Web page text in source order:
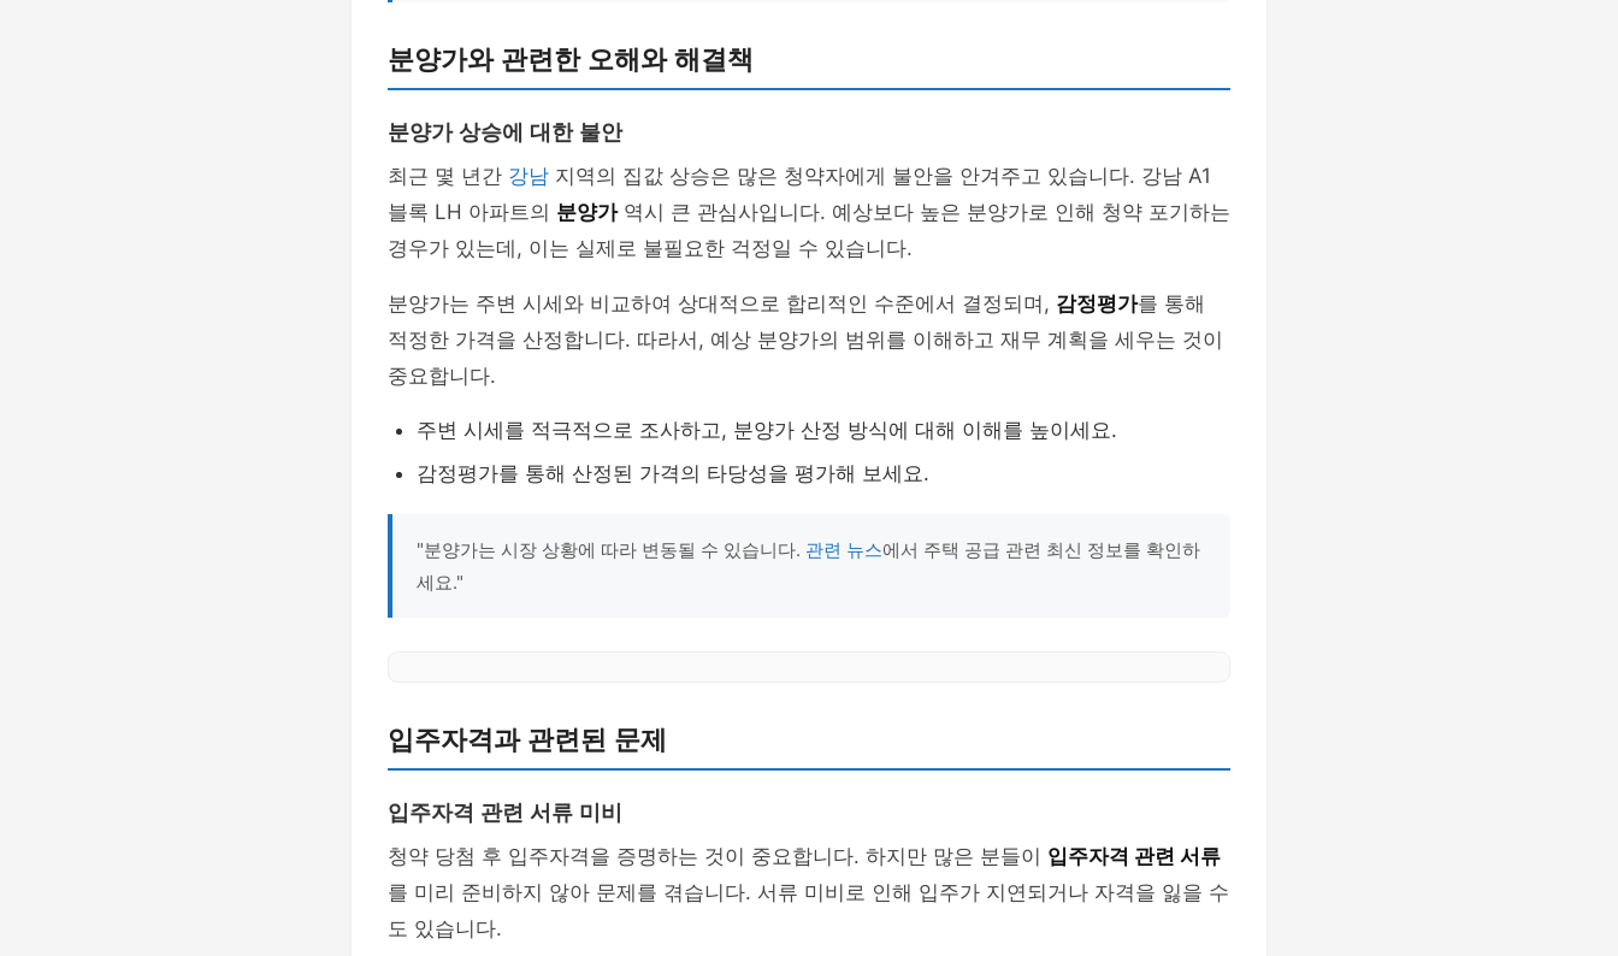
분양가와 관련한 오해와 해결책
분양가 상승에 대한 불안
최근 몇 년간 강남 지역의 집값 상승은 많은 청약자에게 불안을 안겨주고 있습니다. 강남 A1
블록 LH 아파트의 분양가역시 큰 관심사입니다. 예상보다 높은 분양가로 인해 청약 포기하는
경우가 있는데, 이는 실제로 불필요한 걱정일 수 있습니다.
분양가는 주변 시세와 비교하여 상대적으로 합리적인 수준에서 결정되며, 감정평가를 통해
적정한 가격을 산정합니다. 따라서, 예상 분양가의 범위를 이해하고 재무 계획을 세우는 것이
중요합니다.
주변 시세를 적극적으로 조사하고, 분양가 산정 방식에 대해 이해를 높이세요.
감정평가를 통해 산정된 가격의 타당성을 평가해 보세요.
"분양가는 시장 상황에 따라 변동될 수 있습니다. 관련 뉴스에서 주택 공급 관련 최신 정보를 확인하
세요."
입주자격과 관련된 문제
입주자격 관련 서류 미비
청약 당첨 후 입주자격을 증명하는 것이 중요합니다. 하지만 많은 분들이 입주자격 관련 서류
를 미리 준비하지 않아 문제를 겪습니다. 서류 미비로 인해 입주가 지연되거나 자격을 잃을 수
도 있습니다.